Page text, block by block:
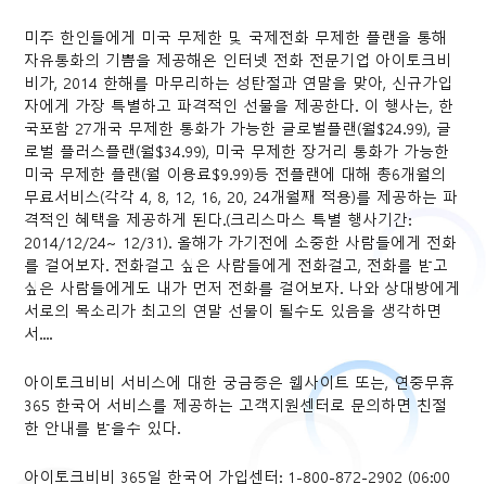
미주 한인들에게 미국 무제한 및 국제전화 무제한 플랜을 통해
자유통화의 기쁨을 제공해온 인터넷 전화 전문기업 아이토크비
비가, 2014 한해를 마무리하는 성탄절과 연말을 맞아, 신규가입
자에게 가장 특별하고 파격적인 선물을 제공한다. 이 행사는, 한
국포함 27개국 무제한 통화가 가능한 글로벌플랜(월$24.99), 글
로벌 플러스플랜(월$34.99), 미국 무제한 장거리 통화가 가능한
미국 무제한 플랜(월 이용료$9.99)등 전플랜에 대해 총6개월의
무료서비스(각각 4, 8, 12, 16, 20, 24개월째 적용)를 제공하는 파
격적인 혜택을 제공하게 된다.(크리스마스 특별 행사기간:
2014/12/24~ 12/31). 올해가 가기전에 소중한 사람들에게 전화
를 걸어보자. 전화걸고 싶은 사람들에게 전화걸고, 전화를 받고
싶은 사람들에게도 내가 먼저 전화를 걸어보자. 나와 상대방에게
서로의 목소리가 최고의 연말 선물이 될수도 있음을 생각하면
서....
아이토크비비 서비스에 대한 궁금증은 웹사이트 또는, 연중무휴
365 한국어 서비스를 제공하는 고객지원센터로 문의하면 친절
한 안내를 받을수 있다.
아이토크비비 365일 한국어 가입센터: 1-800-872-2902 (06:00